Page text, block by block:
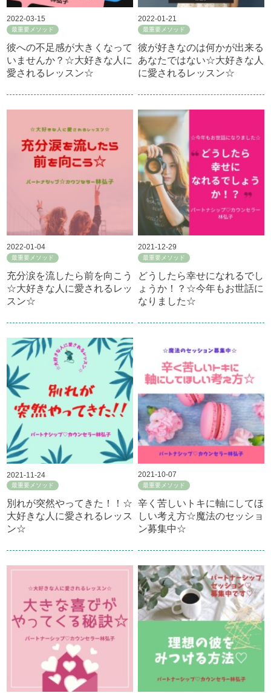
2022-03-15
最重要メソッド
彼への不足感が大きくなって
いませんか？☆大好きな人に
愛されるレッスン☆
2022-01-21
最重要メソッド
彼が好きなのは何かが出来る
あなたではない☆大好きな人
に愛されるレッスン☆
2022-01-04
最重要メソッド
充分涙を流したら前を向こう
☆大好きな人に愛されるレッ
スン☆
2021-12-29
最重要メソッド
どうしたら幸せになれるでし
ょうか！？☆今年もお世話に
なりました☆
2021-11-24
最重要メソッド
別れが突然やってきた！！☆
大好きな人に愛されるレッス
ン☆
2021-10-07
最重要メソッド
辛く苦しいトキに軸にしてほ
しい考え方☆魔法のセッショ
ン募集中☆